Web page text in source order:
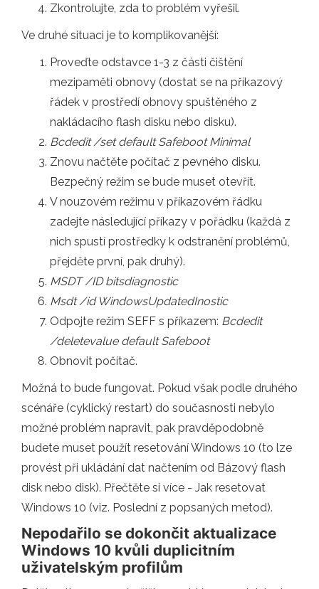
Zkontrolujte, zda to problém vyřešil.
Ve druhé situaci je to komplikovanější:
Proveďte odstavce 1-3 z části čištění
mezipaměti obnovy (dostat se na příkazový
řádek v prostředí obnovy spuštěného z
nakládacího flash disku nebo disku).
Bcdedit /set default Safeboot Minimal
Znovu načtěte počítač z pevného disku.
Bezpečný režim se bude muset otevřít.
V nouzovém režimu v příkazovém řádku
zadejte následující příkazy v pořádku (každá z
nich spustí prostředky k odstranění problémů,
přejděte první, pak druhý).
MSDT /ID bitsdiagnostic
Msdt /id WindowsUpdatedInostic
Odpojte režim SEFF s příkazem: Bcdedit
/deletevalue default Safeboot
Obnovit počítač.
Možná to bude fungovat. Pokud však podle druhého
scénáře (cyklický restart) do současnosti nebylo
možné problém napravit, pak pravděpodobně
budete muset použít resetování Windows 10 (to lze
provést při ukládání dat načtením od Bázový flash
disk nebo disk). Přečtěte si více - Jak resetovat
Windows 10 (viz. Poslední z popsaných metod).
Nepodařilo se dokončit aktualizace
Windows 10 kvůli duplicitním
uživatelským profilům